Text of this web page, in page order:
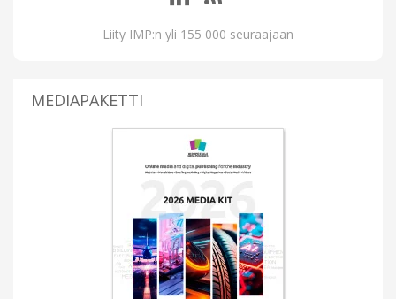
Liity IMP:n yli 155 000 seuraajaan
MEDIAPAKETTI